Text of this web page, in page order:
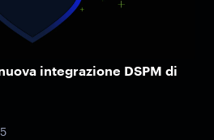
integrazione DSPM di